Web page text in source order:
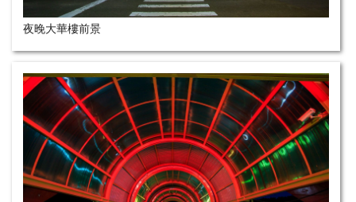
夜晚大華樓前景